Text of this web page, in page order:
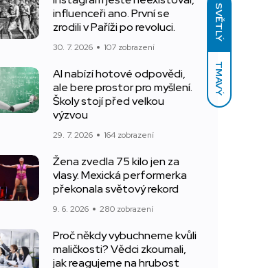
SVĚTLÝ
TMAVÝ
influenceři ano. První se
zrodili v Paříži po revoluci.
30. 7. 2026 107 zobrazení
AI nabízí hotové odpovědi,
ale bere prostor pro myšlení.
Školy stojí před velkou
výzvou
29. 7. 2026 164 zobrazení
Žena zvedla 75 kilo jen za
vlasy. Mexická performerka
překonala světový rekord
9. 6. 2026 280 zobrazení
Proč někdy vybuchneme kvůli
maličkosti? Vědci zkoumali,
jak reagujeme na hrubost